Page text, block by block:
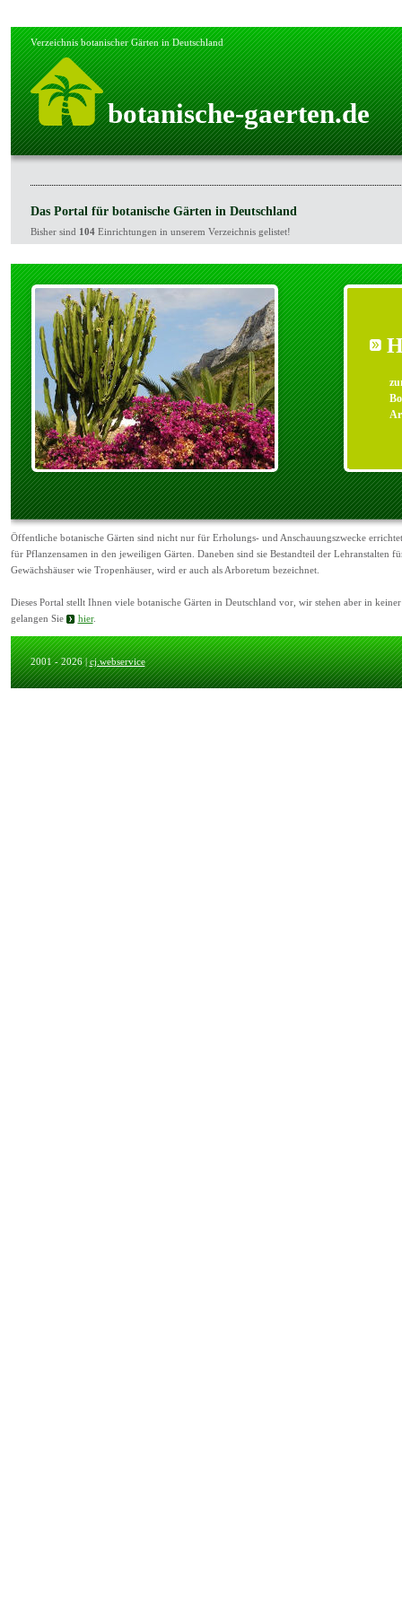
Verzeichnis botanischer Gärten in Deutschland
botanische-gaerten.de
Das Portal für botanische Gärten in Deutschland
Bisher sind 104Einrichtungen in unserem Verzeichnis gelistet!
Öffentliche botanische Gärten sind nicht nur für Erholungs- und Anschauungszwecke
für Pflanzensamen in den jeweiligen Gärten. Daneben sind sie Bestandteil der
Gewächshäuser wie Tropenhäuser, wird er auch als Arboretum bezeichnet.
Dieses Portal stellt Ihnen viele botanische Gärten in Deutschland vor, wir stehen aber in
gelangen Sie
hier.
2001 - 2026 |cj.webservice